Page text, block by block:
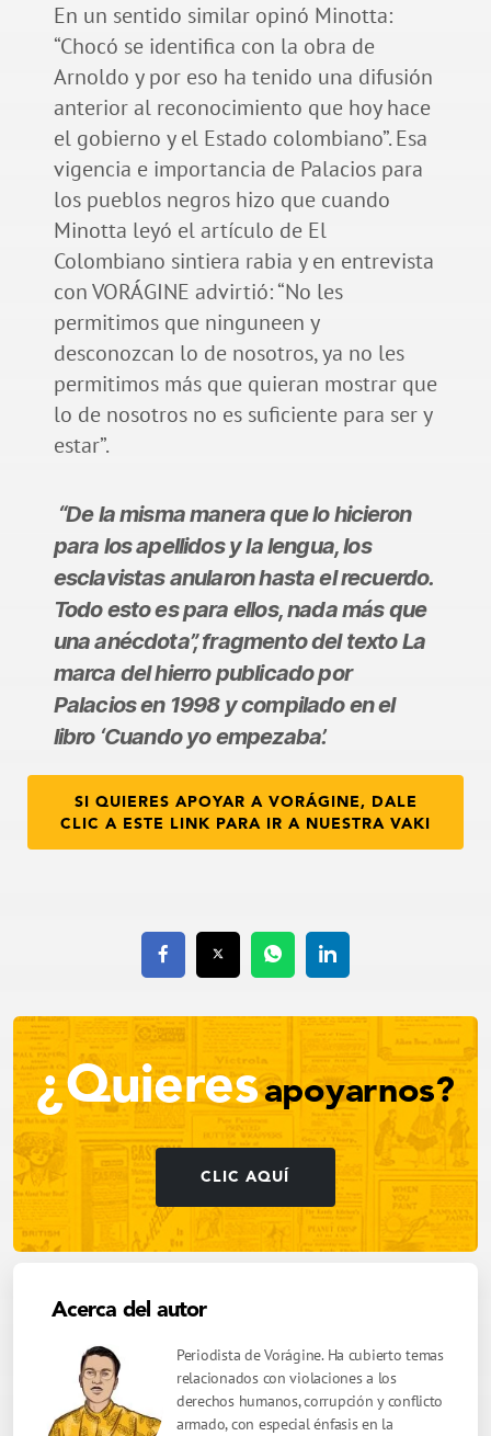
En un sentido similar opinó Minotta:
“Chocó se identifica con la obra de
Arnoldo y por eso ha tenido una difusión
anterior al reconocimiento que hoy hace
el gobierno y el Estado colombiano”. Esa
vigencia e importancia de Palacios para
los pueblos negros hizo que cuando
Minotta leyó el artículo de El
Colombiano sintiera rabia y en entrevista
con VORÁGINE advirtió: “No les
permitimos que ninguneen y
desconozcan lo de nosotros, ya no les
permitimos más que quieran mostrar que
lo de nosotros no es suficiente para ser y
estar”.
“De la misma manera que lo hicieron
para los apellidos y la lengua, los
esclavistas anularon hasta el recuerdo.
Todo esto es para ellos, nada más que
una anécdota”, fragmento del texto La
marca del hierro publicado por
Palacios en 1998 y compilado en el
libro ‘Cuando yo empezaba’.
SI QUIERES APOYAR A VORÁGINE, DALE
CLIC A ESTE LINK PARA IR A NUESTRA VAKI
¿Quieresapoyarnos?
CLIC AQUÍ
Acerca del autor
Periodista de Vorágine. Ha cubierto temas
relacionados con violaciones a los
derechos humanos, corrupción y conflicto
armado, con especial énfasis en la